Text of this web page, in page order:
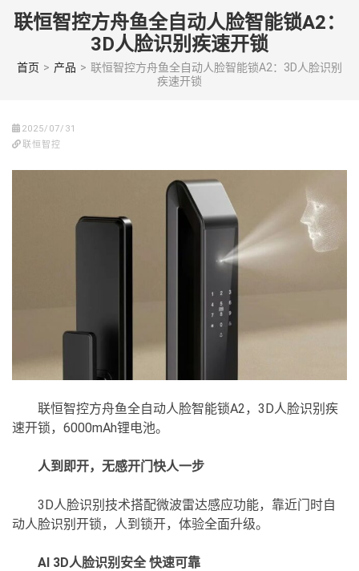
Skip
(Press
联恒智控方舟鱼全自动人脸智能锁A2：
3D人脸识别疾速开锁
首页 > 产品 > 联恒智控方舟鱼全自动人脸智能锁A2：3D人脸识别
疾速开锁
2025/07/31
联恒智控
联恒智控方舟鱼全自动人脸智能锁A2，3D人脸识别疾
速开锁，6000mAh锂电池。
人到即开，无感开门快人一步
3D人脸识别技术搭配微波雷达感应功能，靠近门时自
动人脸识别开锁，人到锁开，体验全面升级。
AI 3D人脸识别安全 快速可靠